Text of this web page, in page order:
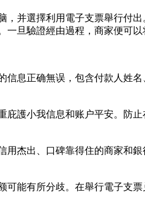
，并選擇利用電子支票舉行付
旦驗證經由過程，商家便可
息正确無误，包含付款人姓
護小我信息和账户平安。防
杰出、口碑靠得住的商家和
能有所分歧。在舉行電子支